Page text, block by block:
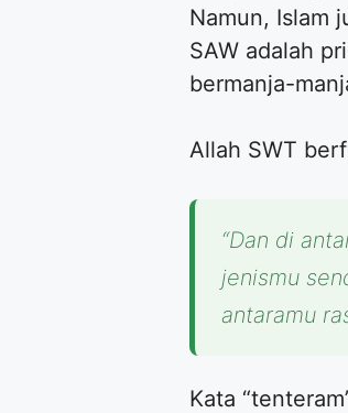
Namun, Islam
SAW adalah
bermanja-
Allah SWT
“Dan di
jenismu
antaramu
Kata